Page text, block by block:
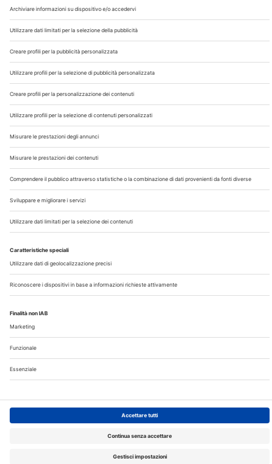
Chi Siamo
Contatti
Privacy
©2026 Edra S.p.a | www.edraspa.it | P.iva 08056040960
| Tel. 02/881841 | Sede legale: Viale Enrico Forlanini 21 -
Registrazione Tribunale di Milano n° 5578/2022 del
5/05/2022